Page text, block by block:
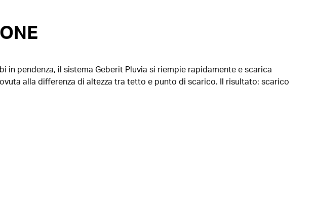
pendenza, il sistema Geberit Pluvia si riempie rapidamente e scarica
alla differenza di altezza tra tetto e punto di scarico. Il risultato: scarico